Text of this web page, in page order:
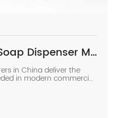
Top 10 Automatic Soap Dispenser Manufacturers in China
in China deliver the
in modern commercial
first and foremost. In
failure of one sensor
makes the floor
of suppliers depending